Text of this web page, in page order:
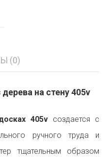
(0)
на стену 405v
405vсоздается с
ручного труда и
тщательным образом